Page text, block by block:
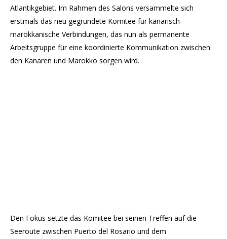
Atlantikgebiet. Im Rahmen des Salons versammelte sich
erstmals das neu gegründete Komitee für kanarisch-
marokkanische Verbindungen, das nun als permanente
Arbeitsgruppe für eine koordinierte Kommunikation zwischen
den Kanaren und Marokko sorgen wird.
Den Fokus setzte das Komitee bei seinen Treffen auf die
Seeroute zwischen Puerto del Rosario und dem